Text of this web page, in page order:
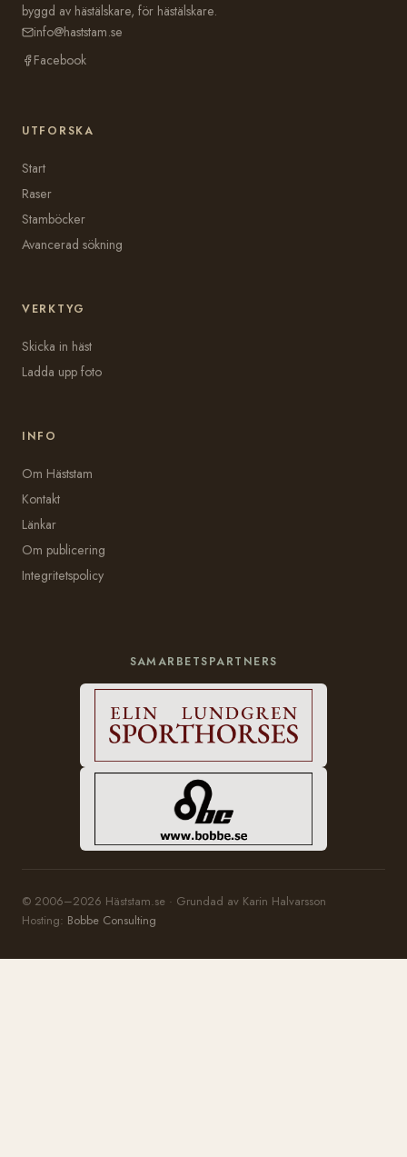
byggd av hästälskare, för hästälskare.
info@haststam.se
Facebook
UTFORSKA
Start
Raser
Stamböcker
Avancerad sökning
VERKTYG
Skicka in häst
Ladda upp foto
INFO
Om Häststam
Kontakt
Länkar
Om publicering
Integritetspolicy
SAMARBETSPARTNERS
© 2006–2026 Häststam.se · Grundad av Karin Halvarsson
Hosting: Bobbe Consulting